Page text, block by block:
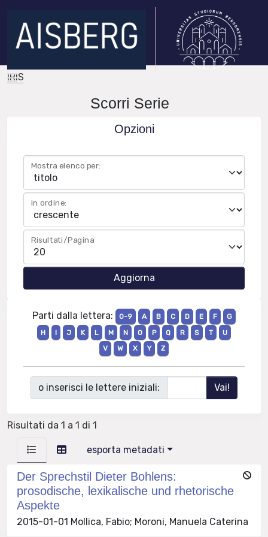
IRIS
Scorri Serie
Opzioni
Mostra elenco per:
in ordine:
Risultati/Pagina
Parti dalla lettera: 0-9 A B C D E F
G
H
I J K L M N O P Q R S T
U
V
W X Y Z
o inserisci le lettere iniziali:
Risultati da 1 a 1 di 1
esporta metadati
Der Sprechstil Dieter Bohlens:
prosodische, lexikalische und rhetorische
Aspekte
2015-01-01 Mollica, Fabio; Moroni, Manuela Caterina